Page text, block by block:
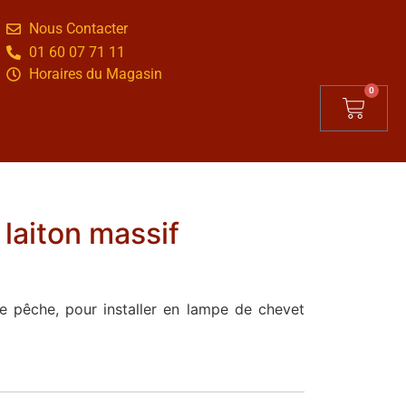
Nous Contacter
01 60 07 71 11
Horaires du Magasin
0
laiton massif
pêche, pour installer en lampe de chevet